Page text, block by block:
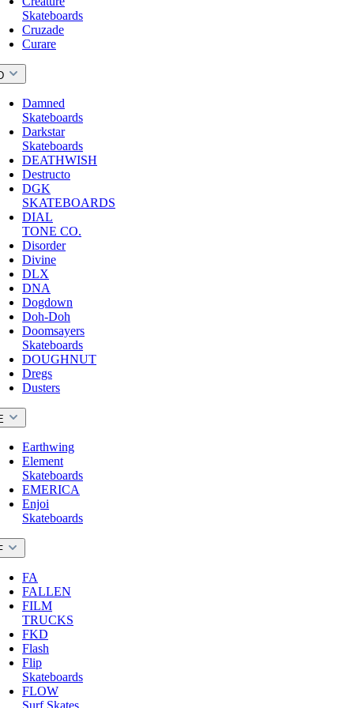
Skateboards
Cruzade
Curare
Damned
Skateboards
Darkstar
Skateboards
DEATHWISH
Destructo
DGK
SKATEBOARDS
DIAL
TONE CO.
Disorder
Divine
DLX
DNA
Dogdown
Doh-Doh
Doomsayers
Skateboards
DOUGHNUT
Dregs
Dusters
Earthwing
Element
Skateboards
EMERICA
Enjoi
Skateboards
FA
FALLEN
FILM
TRUCKS
FKD
Flash
Flip
Skateboards
FLOW